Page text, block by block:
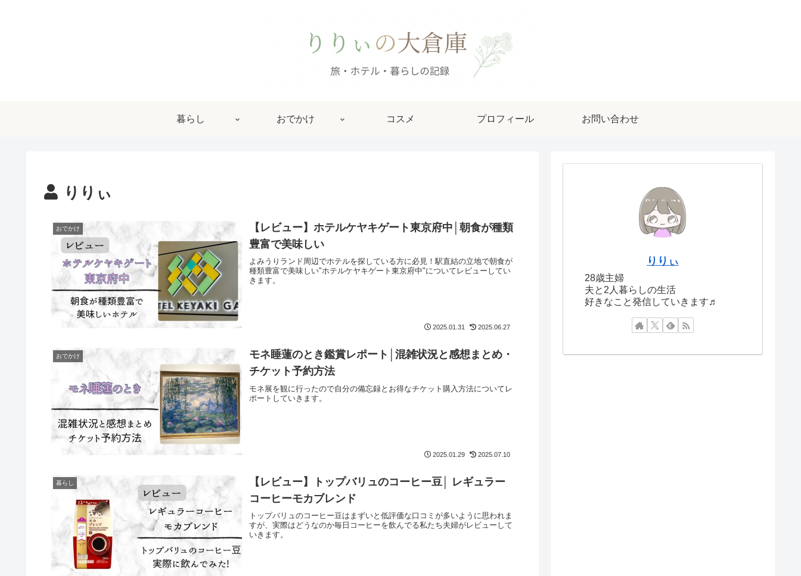
暮らし おでかけ コスメ プロフィール お問い合わせ
りりぃ
おでかけ
【レビュー】ホテルケヤキゲート東京府中│朝食が種類
豊富で美味しい
よみうりランド周辺でホテルを探している方に必見！駅直結の立地で朝食が
種類豊富で美味しい"ホテルケヤキゲート東京府中"についてレビューしてい
きます。
2025.01.31 2025.06.27
おでかけ
モネ睡蓮のとき鑑賞レポート│混雑状況と感想まとめ・
チケット予約方法
モネ展を観に行ったので自分の備忘録とお得なチケット購入方法についてレ
ポートしていきます。
2025.01.29 2025.07.10
暮らし
【レビュー】トップバリュのコーヒー豆│ レギュラー
コーヒーモカブレンド
トップバリュのコーヒー豆はまずいと低評価な口コミが多いように思われま
すが、実際はどうなのか毎日コーヒーを飲んでる私たち夫婦がレビューして
いきます。
りりぃ
28歳主婦
夫と2人暮らしの生活
好きなこと発信していきます♬